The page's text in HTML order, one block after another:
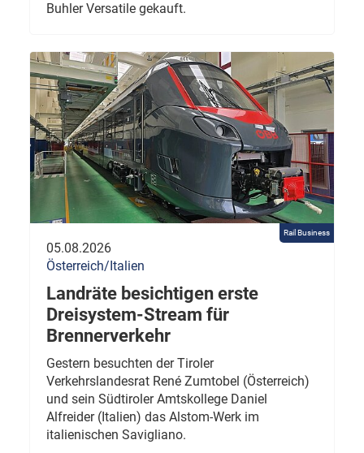
Buhler Versatile gekauft.
Rail Business
05.08.2026
Österreich/Italien
Landräte besichtigen erste
Dreisystem-Stream für
Brennerverkehr
Gestern besuchten der Tiroler
Verkehrslandesrat René Zumtobel (Österreich)
und sein Südtiroler Amtskollege Daniel
Alfreider (Italien) das Alstom-Werk im
italienischen Savigliano.